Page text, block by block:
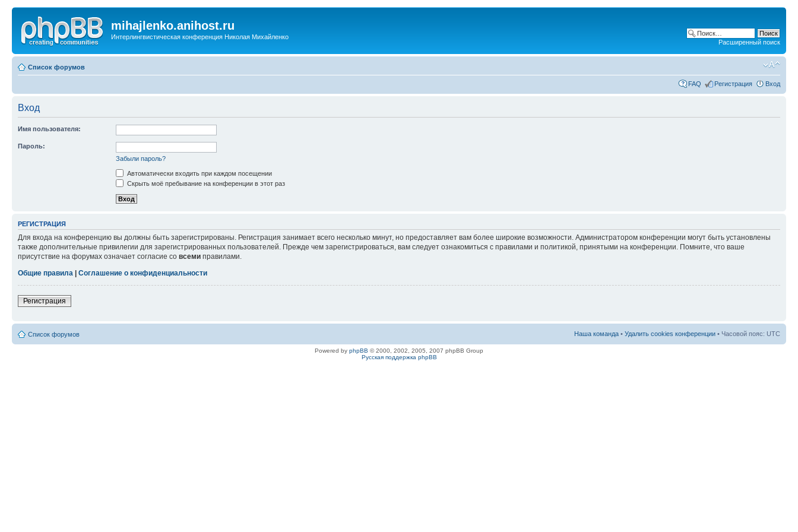
mihajlenko.anihost.ru
Интерлингвистическая конференция Николая Михайленко
Расширенный поиск
Список форумов
FAQ Регистрация Вход
Вход
Имя пользователя:
Пароль:
Забыли пароль?
Автоматически входить при каждом посещении
Скрыть моё пребывание на конференции в этот раз
РЕГИСТРАЦИЯ
Для входа на конференцию вы должны быть зарегистрированы. Регистрация занимает всего несколько минут, но предоставляет вам более широкие возможности. Администратором конференции могут быть установлены
также дополнительные привилегии для зарегистрированных пользователей. Прежде чем зарегистрироваться, вам следует ознакомиться с правилами и политикой, принятыми на конференции. Помните, что ваше
присутствие на форумах означает согласие со всеми правилами.
Общие правила
Соглашение о конфиденциальности
Регистрация
Список форумов Наша команда • Удалить cookies конференции • Часовой пояс: UTC
Powered by phpBB © 2000, 2002, 2005, 2007 phpBB Group
Русская поддержка phpBB